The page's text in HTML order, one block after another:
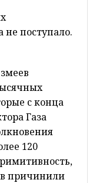
не поступало.
с конца
Газа
120
причинили